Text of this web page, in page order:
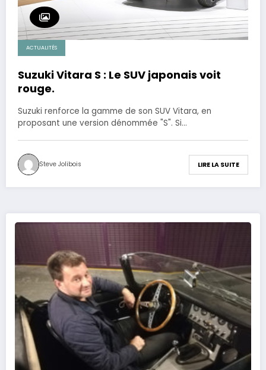
ACTUALITÉS
Suzuki Vitara S : Le SUV japonais voit
rouge.
Suzuki renforce la gamme de son SUV Vitara, en
proposant une version dénommée "S". Si…
Steve Jolibois LIRE LA SUITE